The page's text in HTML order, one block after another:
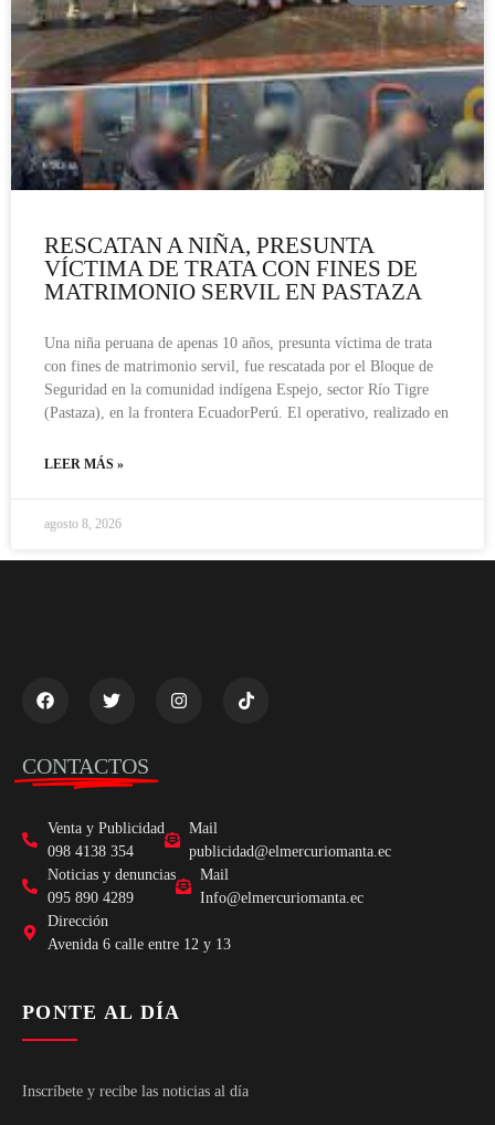
RESCATAN A NIÑA, PRESUNTA
VÍCTIMA DE TRATA CON FINES DE
MATRIMONIO SERVIL EN PASTAZA
Una niña peruana de apenas 10 años, presunta víctima de trata
con fines de matrimonio servil, fue rescatada por el Bloque de
Seguridad en la comunidad indígena Espejo, sector Río Tigre
(Pastaza), en la frontera EcuadorPerú. El operativo, realizado en
LEER MÁS »
agosto 8, 2026
CONTACTOS
Venta y Publicidad
098 4138 354
Mail
publicidad@elmercuriomanta.ec
Noticias y denuncias
095 890 4289
Mail
Info@elmercuriomanta.ec
Dirección
Avenida 6 calle entre 12 y 13
PONTE AL DÍA
Inscríbete y recibe las noticias al día